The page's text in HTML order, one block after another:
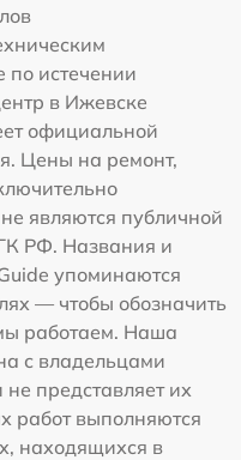
по истечении
в Ижевске
официальной
Цены на ремонт,
являются публичной
РФ. Названия и
упоминаются
— чтобы обозначить
работаем. Наша
с владельцами
представляет их
работ выполняются
находящихся в